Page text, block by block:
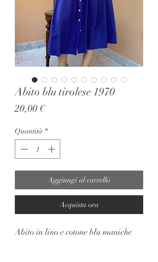
Abito blu tirolese 1970
20,00 €Prezzo
Quantità *
Aggiungi al carrello
Acquista ora
Abito in lino e cotone blu maniche